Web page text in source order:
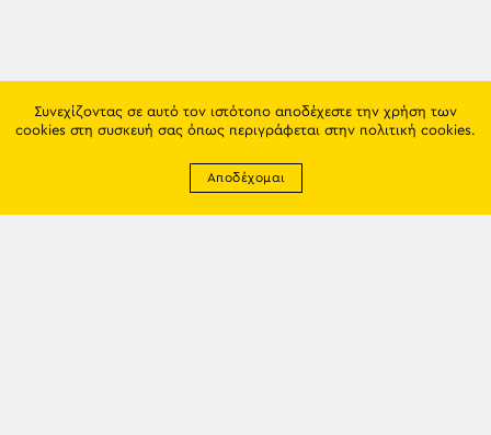
Συνεχίζοντας σε αυτό τον ιστότοπο αποδέχεστε την χρήση των
cookies στη συσκευή σας όπως περιγράφεται στην πολιτική cookies.
Αποδέχομαι